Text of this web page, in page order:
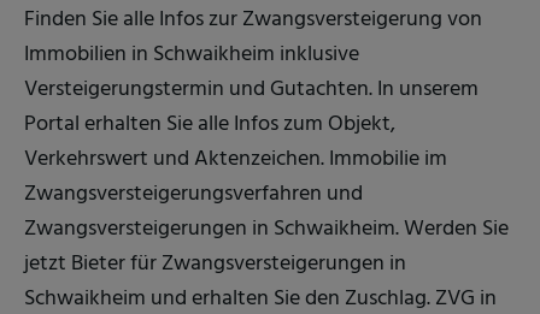
Finden Sie alle Infos zur Zwangsversteigerung von
Immobilien in Schwaikheim inklusive
Versteigerungstermin und Gutachten. In unserem
Portal erhalten Sie alle Infos zum Objekt,
Verkehrswert und Aktenzeichen. Immobilie im
Zwangsversteigerungsverfahren und
Zwangsversteigerungen in Schwaikheim. Werden Sie
jetzt Bieter für Zwangsversteigerungen in
Schwaikheim und erhalten Sie den Zuschlag. ZVG in